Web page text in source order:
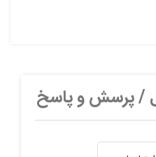
/ پرسش و پاسخ